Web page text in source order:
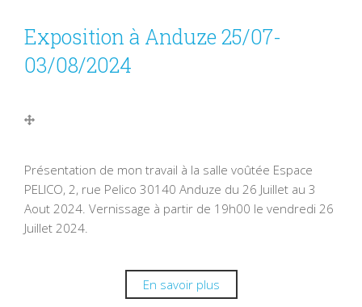
Exposition à Anduze 25/07-
03/08/2024
Présentation de mon travail à la salle voûtée Espace
PELICO, 2, rue Pelico 30140 Anduze du 26 Juillet au 3
Aout 2024. Vernissage à partir de 19h00 le vendredi 26
Juillet 2024.
En savoir plus